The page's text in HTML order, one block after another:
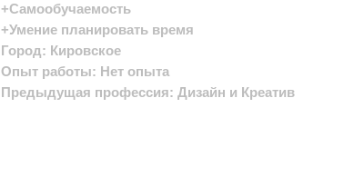
+Самообучаемость
+Умение планировать время
Город: Кировское
Опыт работы: Нет опыта
Предыдущая профессия: Дизайн и Креатив